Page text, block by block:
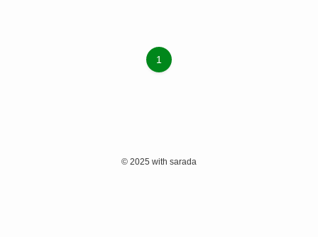
1
© 2025 with sarada